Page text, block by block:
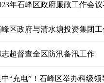
年石峰区政府廉政工作会
峰区政府与清水塘投资集团
志超督查全区防汛备汛工作
中“充电”！石峰区举办科级